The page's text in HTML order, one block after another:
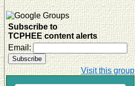
Subscribe to
TCPHEE content alerts
Email:
Visit this group